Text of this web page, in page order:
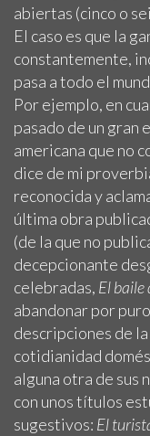
abiertas (cinco o
El caso es que la
constantemente,
pasa a todo el
Por ejemplo, en
pasado de un gran
americana que no
dice de mi
reconocida y
última obra
(de la que no
decepcionante
celebradas, El baile
abandonar por
descripciones de
cotidianidad
alguna otra de sus
con unos títulos
sugestivos: El